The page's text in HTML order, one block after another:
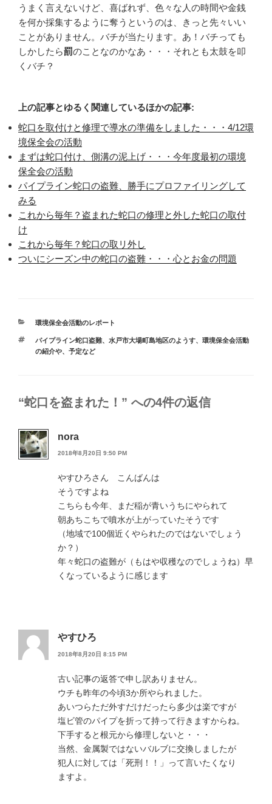
うまく言えないけど、喜ばれず、色々な人の時間や金銭
を何か採集するように奪うというのは、きっと先々いい
ことがありません。バチが当たります。あ！バチっても
しかしたら罰のことなのかなあ・・・それとも太鼓を叩
くバチ？
上の記事とゆるく関連しているほかの記事:
蛇口を取付けと修理で導水の準備をしました・・・4/12環
境保全会の活動
まずは蛇口付け、側溝の泥上げ・・・今年度最初の環境
保全会の活動
パイプライン蛇口の盗難、勝手にプロファイリングして
みる
これから毎年？盗まれた蛇口の修理と外した蛇口の取付
け
これから毎年？蛇口の取リ外し
ついにシーズン中の蛇口の盗難・・・心とお金の問題
カ
ゴ
リ
環境保全会活動のレポート
タ
グ
パイプライン蛇口盗難、 水戸市大場町島地区のようす、 環境保全会活動
の紹介や、予定など
“蛇口を盗まれた！” への4件の返信
nora
2018年8月20日 9:50 PM
やすひろさん こんばんは
そうですよね
こちらも今年、まだ稲が青いうちにやられて
朝あちこちで噴水が上がっていたそうです
（地域で100個近くやられたのではないでしょう
か？）
年々蛇口の盗難が（もはや収穫なのでしょうね）早
くなっているように感じます
やすひろ
2018年8月20日 8:15 PM
古い記事の返答で申し訳ありません。
ウチも昨年の今頃3か所やられました。
あいつらただ外すだけだったら多少は楽ですが
塩ビ管のパイプを折って持って行きますからね。
下手すると根元から修理しないと・・・
当然、金属製ではないバルブに交換しましたが
犯人に対しては「死刑！！」って言いたくなり
ますよ。